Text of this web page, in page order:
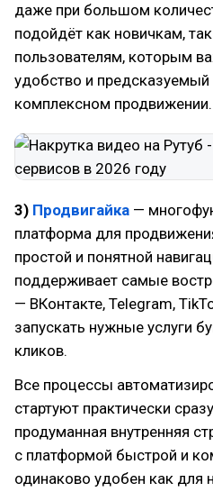
даже при большом
подойдёт как новичкам,
пользователям, которым
удобство и предсказуемый
комплексном продвижении.
3) Продвигайка —
платформа для
простой и понятной
поддерживает самые
— ВКонтакте, Telegram,
запускать нужные услуги
кликов.
Все процессы
стартуют практически
продуманная внутренняя
с платформой быстрой и
одинаково удобен как для